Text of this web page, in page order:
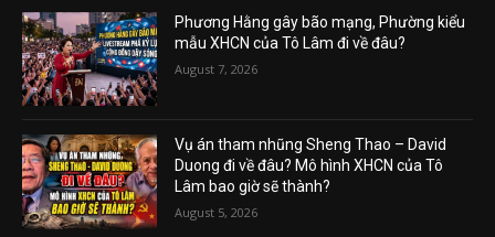
Phương Hằng gây bão mạng, Phường kiểu
mẫu XHCN của Tô Lâm đi về đâu?
August 7, 2026
Vụ án tham nhũng Sheng Thao – David
Duong đi về đâu? Mô hình XHCN của Tô
Lâm bao giờ sẽ thành?
August 5, 2026